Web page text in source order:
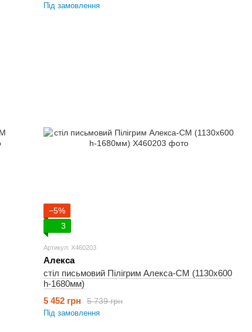
Під замовлення
−5%
3
Артикул: X460203
Алекса
стіл письмовий Пілігрим Алекса-СМ (1130х600
h-1680мм)
5 739 грн
5 452 грн
Під замовлення